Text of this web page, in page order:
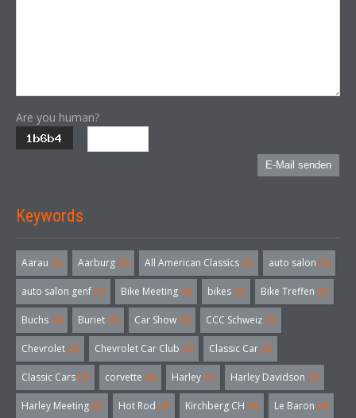
Are you human?
E-Mail senden
Keywords
Aarau (3) Aarburg (3) All American Classics (3) auto salon (3)
auto salon genf (3) Bike Meeting (4) bikes (5) Bike Treffen (5)
Buchs (4) Buriet (3) Car Show (3) CCC Schweiz (3)
Chevrolet (3) Chevrolet Car Club (3) Classic Car (3)
Classic Cars (3) corvette (6) Harley (7) Harley Davidson (3)
Harley Meeting (5) Hot Rod (4) Kirchberg CH (4) Le Baron (4)